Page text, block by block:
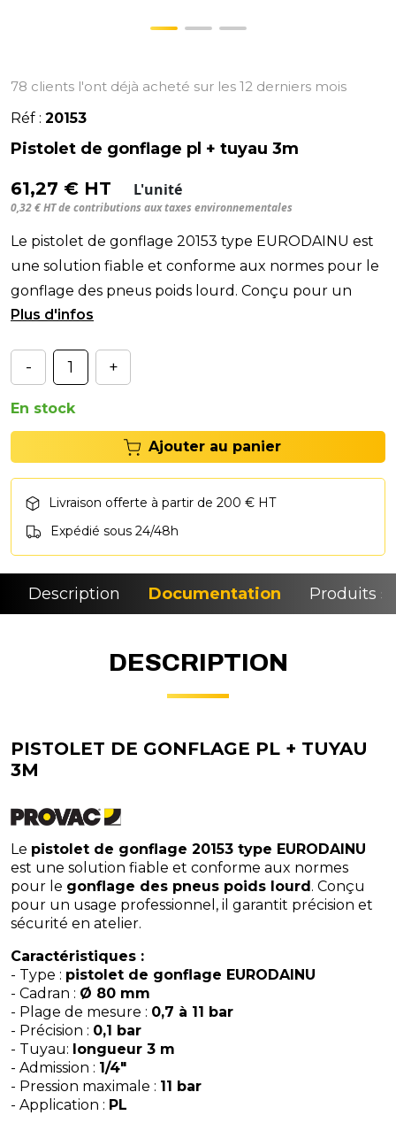
78 clients l'ont déjà acheté sur les 12 derniers mois
Réf : 20153
Pistolet de gonflage pl + tuyau 3m
61,27 € HT L'unité
0,32 € HT de contributions aux taxes environnementales
Le pistolet de gonflage 20153 type EURODAINU est
une solution fiable et conforme aux normes pour le
gonflage des pneus poids lourd. Conçu pour un
usag
- +
En stock
Ajouter au panier
Livraison offerte à partir de 200 € HT
Expédié sous 24/48h
Description Documentation Produits
DESCRIPTION
PISTOLET DE GONFLAGE PL + TUYAU
3M
Le pistolet de gonflage 20153 type EURODAINU
est une solution fiable et conforme aux normes
pour le gonflage des pneus poids lourd. Conçu
pour un usage professionnel, il garantit précision et
sécurité en atelier.
Caractéristiques :
- Type : pistolet de gonflage EURODAINU
- Cadran : Ø 80 mm
- Plage de mesure : 0,7 à 11 bar
- Précision : 0,1 bar
- Tuyau: longueur 3 m
- Admission : 1/4"
- Pression maximale : 11 bar
- Application : PL